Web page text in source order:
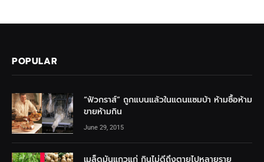
POPULAR
“ฟัวกราส์” ถูกแบนแล้วในแดนแซมบ้า ห้ามซื้อห้าม
ขายห้ามกิน
June 29, 2015
เมล็ดมันแกวแก่ กินไม่ดีถึงตายไปหลายราย